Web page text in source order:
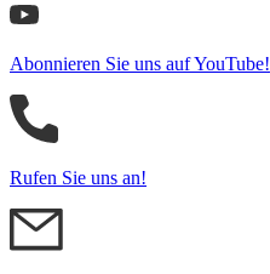
Abonnieren Sie uns auf YouTube!
Rufen Sie uns an!